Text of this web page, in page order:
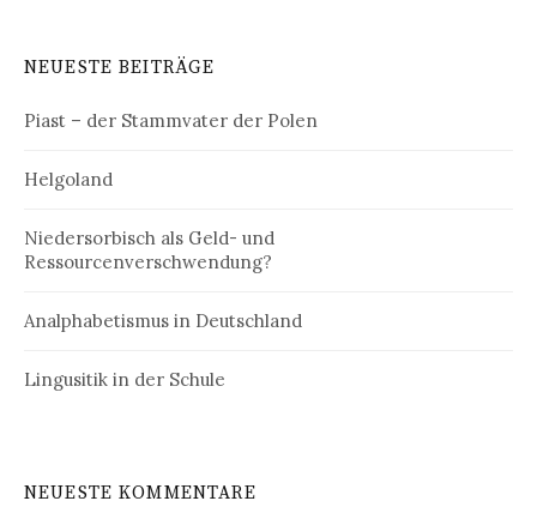
NEUESTE BEITRÄGE
Piast – der Stammvater der Polen
Helgoland
Niedersorbisch als Geld- und
Ressourcenverschwendung?
Analphabetismus in Deutschland
Lingusitik in der Schule
NEUESTE KOMMENTARE